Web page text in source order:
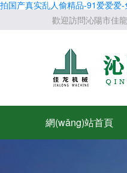
拍国产真实乱人偷精品-91爱爱爱
歡迎訪問沁陽市佳
網(wǎng)站首頁